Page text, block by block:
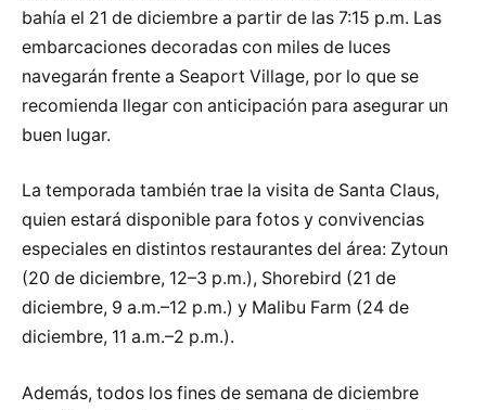
bahía el 21 de diciembre a partir de las 7:15 p.m. Las
embarcaciones decoradas con miles de luces
navegarán frente a Seaport Village, por lo que se
recomienda llegar con anticipación para asegurar un
buen lugar.
La temporada también trae la visita de Santa Claus,
quien estará disponible para fotos y convivencias
especiales en distintos restaurantes del área: Zytoun
(20 de diciembre, 12–3 p.m.), Shorebird (21 de
diciembre, 9 a.m.–12 p.m.) y Malibu Farm (24 de
diciembre, 11 a.m.–2 p.m.).
Además, todos los fines de semana de diciembre